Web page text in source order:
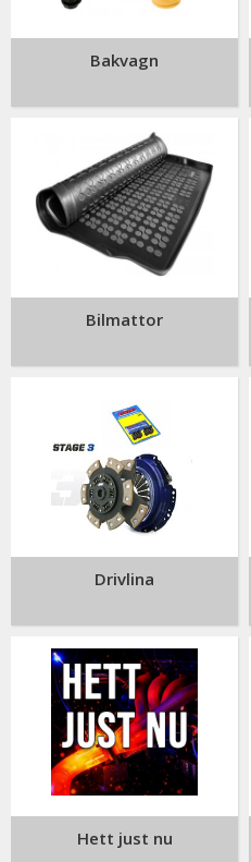
Vi har även väldigt populär led
Är du osäker på om
Tveka inte på att kontakta oss.
Vi hjälper er hitta rätt delar till er
Bakvagn
Bilmattor
Drivlina
Hett just nu